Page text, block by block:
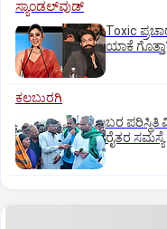
ಸ್ಯಾಂಡಲ್‌ವುಡ್‌
Toxic
ಯಾಕೆ
ಕಲಬುರಗಿ
ಬರ ಪರಿಸ್ಥಿತಿ
ರೈತರ